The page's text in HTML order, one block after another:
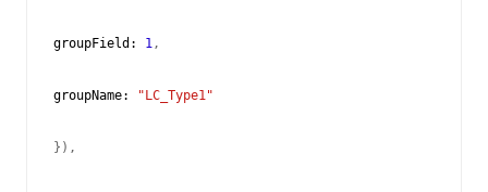
groupField : 1 ,
groupName: "LC_Type1"
}),